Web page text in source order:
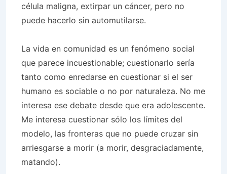
célula maligna, extirpar un cáncer, pero no
puede hacerlo sin automutilarse.
La vida en comunidad es un fenómeno social
que parece incuestionable; cuestionarlo sería
tanto como enredarse en cuestionar si el ser
humano es sociable o no por naturaleza. No me
interesa ese debate desde que era adolescente.
Me interesa cuestionar sólo los límites del
modelo, las fronteras que no puede cruzar sin
arriesgarse a morir (a morir, desgraciadamente,
matando).